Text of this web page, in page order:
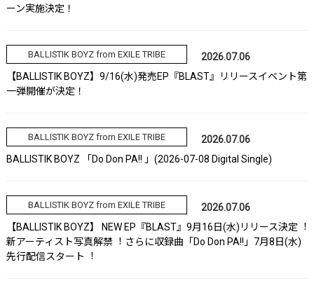
ーン実施決定！
BALLISTIK BOYZ from EXILE TRIBE
2026.07.06
【BALLISTIK BOYZ】9/16(水)発売EP『BLAST』リリースイベント第
一弾開催が決定！
BALLISTIK BOYZ from EXILE TRIBE
2026.07.06
BALLISTIK BOYZ 「Do Don PA!! 」(2026-07-08 Digital Single)
BALLISTIK BOYZ from EXILE TRIBE
2026.07.06
【BALLISTIK BOYZ】 NEW EP『BLAST』9⽉16⽇(⽔)リリース決定︕
新アーティスト写真解禁︕ さらに収録曲「Do Don PA!!」7⽉8⽇(⽔)
先⾏配信スタート︕